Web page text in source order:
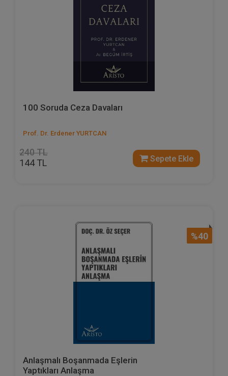
100 Soruda Ceza Davaları
Prof. Dr. Erdener YURTCAN
240 TL
144 TL Sepete Ekle
%40
Anlaşmalı Boşanmada Eşlerin
Yaptıkları Anlaşma